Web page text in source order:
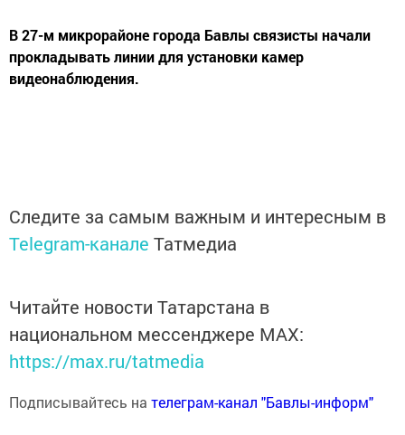
В 27-м микрорайоне города Бавлы связисты начали
прокладывать линии для установки камер
видеонаблюдения.
Следите за самым важным и интересным в
Telegram-канале Татмедиа
Читайте новости Татарстана в
национальном мессенджере MАХ:
https://max.ru/tatmedia
Подписывайтесь на телеграм-канал "Бавлы-информ"